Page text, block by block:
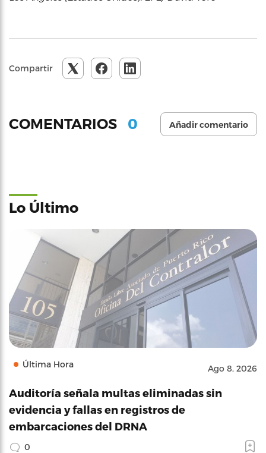
Compartir
COMENTARIOS 0 Añadir comentario
Lo Último
Última Hora Ago 8, 2026
Auditoría señala multas eliminadas sin
evidencia y fallas en registros de
embarcaciones del DRNA
0